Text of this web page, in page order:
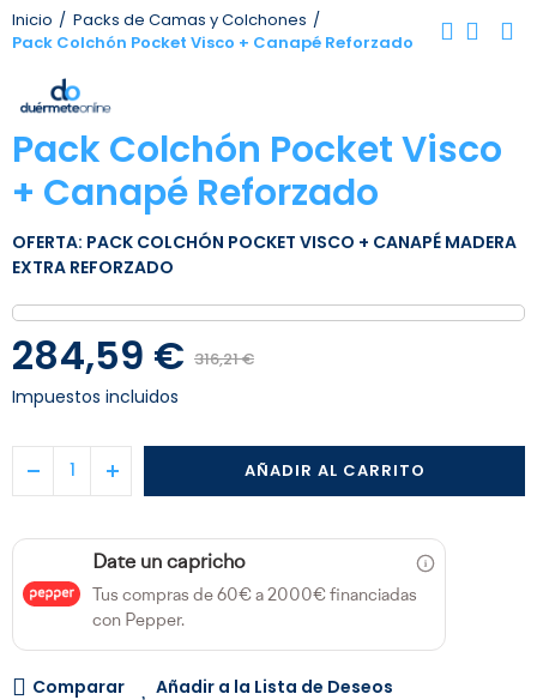
Inicio
Packs de Camas y Colchones
Pack Colchón Pocket Visco + Canapé Reforzado
Pack Colchón Pocket Visco
+ Canapé Reforzado
OFERTA: PACK COLCHÓN POCKET VISCO + CANAPÉ MADERA
EXTRA REFORZADO
284,59 € 316,21 €
Impuestos incluidos
AÑADIR AL CARRITO
Date un capricho
Tus compras de 60€ a 2000€ financiadas
con Pepper.
Comparar Añadir a la Lista de Deseos